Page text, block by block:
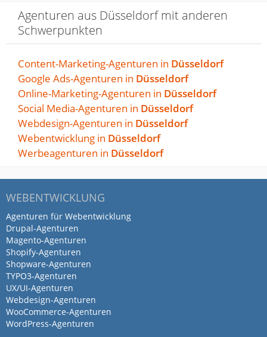
DigitaleLeads hat unsere
Onlinepräsenz erfolgreich
optimiert, wodurch…
von lorenzo reski · 21. Januar 2024
DigitaleLeads hat unsere Onlinepräsenz
erfolgreich optimiert, wodurch wir
kontinuierlich Kundenanfragen
sie immer ansprechen zu können. Ich
würde ohne zu zögern erneut mit
DigitaleLeads arbeiten.
Antwort von SEO & Online
Marketing | DigitaleLeads
16. April 2024
Vielen Dank für Deine großartige…
Mehr
Agenturen aus Düsseldorf mit anderen
Schwerpunkten
Content-Marketing-Agenturen in Düsseldorf
Google Ads-Agenturen in Düsseldorf
Online-Marketing-Agenturen in Düsseldorf
Social Media-Agenturen in Düsseldorf
Webdesign-Agenturen in Düsseldorf
Webentwicklung in Düsseldorf
Werbeagenturen in Düsseldorf
WEBENTWICKLUNG
Agenturen für Webentwicklung
Drupal-Agenturen
Magento-Agenturen
Shopify-Agenturen
Shopware-Agenturen
TYPO3-Agenturen
UX/UI-Agenturen
Webdesign-Agenturen
WooCommerce-Agenturen
WordPress-Agenturen